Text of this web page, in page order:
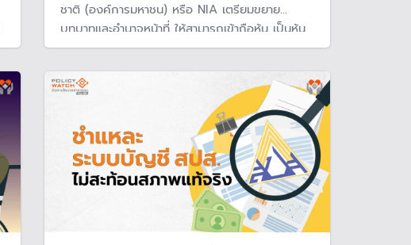
ชาติ (องค์การมหาชน) หรือ NIA เตรียมขยาย
บทบาทและอำนาจหน้าที่ ให้สามารถเข้าถือหุ้น เป็นหุ้น
ส่วน หรือ ร่วมทุนในกิจการอื่น หวังสนับสนุนสตาร์ท